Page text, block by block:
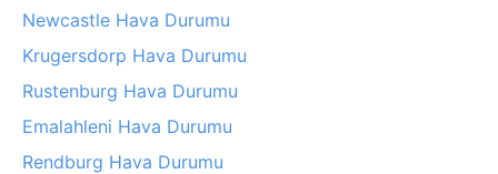
Newcastle Hava Durumu
Krugersdorp Hava Durumu
Rustenburg Hava Durumu
Emalahleni Hava Durumu
Rendburg Hava Durumu